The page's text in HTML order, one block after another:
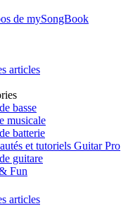
de mySongBook
articles
basse
musicale
batterie
et tutoriels Guitar Pro
guitare
Fun
articles